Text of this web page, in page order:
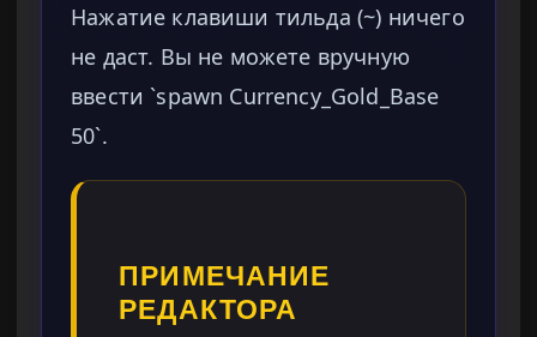
Нажатие клавиши тильда (~) ничего
не даст. Вы не можете вручную
ввести `spawn Currency_Gold_Base
50`.
ПРИМЕЧАНИЕ
РЕДАКТОРА